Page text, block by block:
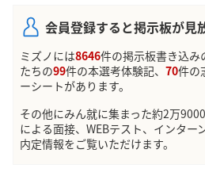
会員登録すると掲示板が見
ミズノには8646件の掲示板書き込み
たちの99件の本選考体験記、 70件の
ーシートがあります。
その他にみん就に集まった約2万
による面接、WEBテスト、インター
内定情報をご覧いただけます。